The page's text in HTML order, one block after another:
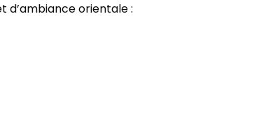
d’ambiance orientale :